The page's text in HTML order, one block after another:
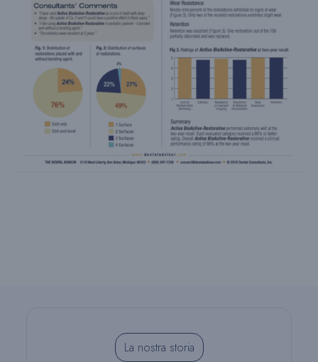
La nostra storia